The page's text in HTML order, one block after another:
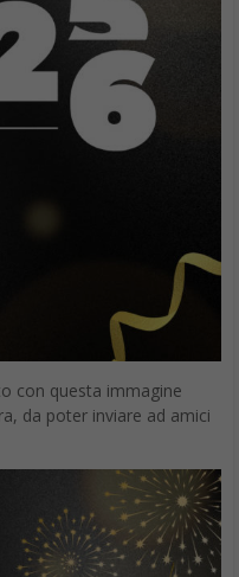
con questa immagine
da poter inviare ad amici